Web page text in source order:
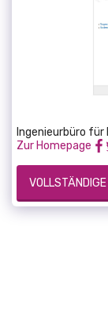
Ingenieurbüro
Zur Homepage